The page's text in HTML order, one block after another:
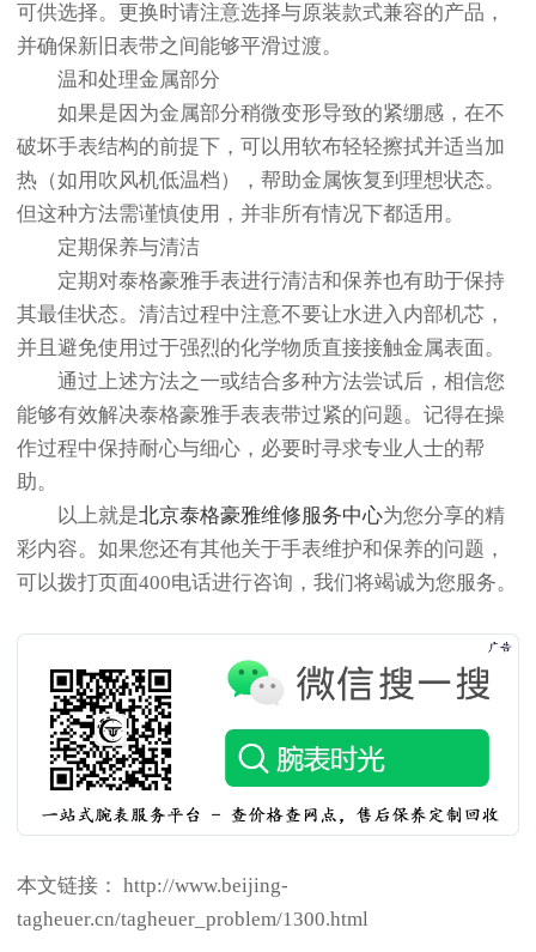
可供选择。更换时请注意选择与原装款式兼容的产品，
并确保新旧表带之间能够平滑过渡。
温和处理金属部分
如果是因为金属部分稍微变形导致的紧绷感，在不
破坏手表结构的前提下，可以用软布轻轻擦拭并适当加
热（如用吹风机低温档），帮助金属恢复到理想状态。
但这种方法需谨慎使用，并非所有情况下都适用。
定期保养与清洁
定期对泰格豪雅手表进行清洁和保养也有助于保持
其最佳状态。清洁过程中注意不要让水进入内部机芯，
并且避免使用过于强烈的化学物质直接接触金属表面。
通过上述方法之一或结合多种方法尝试后，相信您
能够有效解决泰格豪雅手表表带过紧的问题。记得在操
作过程中保持耐心与细心，必要时寻求专业人士的帮
助。
以上就是北京泰格豪雅维修服务中心为您分享的精
彩内容。如果您还有其他关于手表维护和保养的问题，
可以拨打页面400电话进行咨询，我们将竭诚为您服务。
本文链接： http://www.beijing-
tagheuer.cn/tagheuer_problem/1300.html